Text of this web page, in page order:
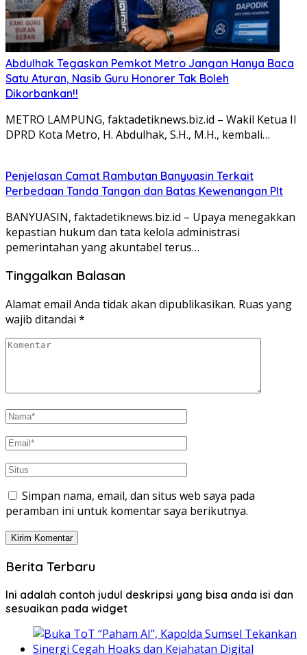
Abdulhak Tegaskan Pemkot Metro Jangan Hanya Baca
Satu Aturan, Nasib Guru Honorer Tak Boleh
Dikorbankan!!
METRO LAMPUNG, faktadetiknews.biz.id – Wakil Ketua II
DPRD Kota Metro, H. Abdulhak, S.H., M.H., kembali…
Penjelasan Camat Rambutan Banyuasin Terkait
Perbedaan Tanda Tangan dan Batas Kewenangan Plt
BANYUASIN, faktadetiknews.biz.id – Upaya menegakkan
kepastian hukum dan tata kelola administrasi
pemerintahan yang akuntabel terus…
Tinggalkan Balasan
Alamat email Anda tidak akan dipublikasikan. Ruas yang
wajib ditandai *
Simpan nama, email, dan situs web saya pada
peramban ini untuk komentar saya berikutnya.
Berita Terbaru
Ini adalah contoh judul deskripsi yang bisa anda isi dan
sesuaikan pada widget